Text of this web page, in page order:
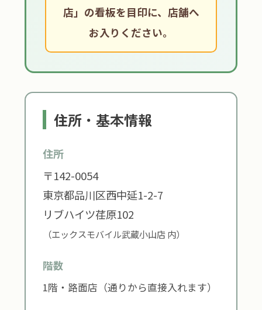
店」の看板を目印に、店舗へ
お入りください。
住所・基本情報
住所
〒142-0054
東京都品川区西中延1-2-7
リブハイツ荏原102
（エックスモバイル武蔵小山店 内）
階数
1階・路面店（通りから直接入れます）